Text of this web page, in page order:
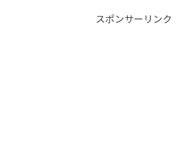
スポンサーリンク